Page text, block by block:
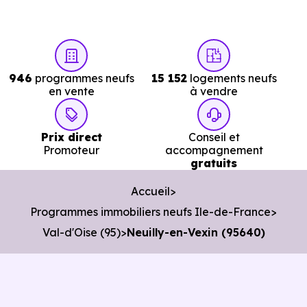
[[PourcentageLocataires] % de locataires, Neuilly-en-
Vexin présente deux indicateurs complémentaires : un
marché de l'accession et un potentiel locatif à prendre en
compte, pour tout projet d'investissement ou d'achat de
résidence principale..
Acheter dans le neuf ou dans l’ancien à
Neuilly-en-Vexin (95640) : comparer au-
delà du prix au m²
prix au m² d’un logement neuf à
946 programmes neufs
en vente
15 152logements neufs
à vendre
Prix direct
Promoteur
Conseil et
accompagnement
gratuits
Accueil
Programmes immobiliers neufs Ile-de-France
Val-d'Oise (95) Neuilly-en-Vexin (95640)